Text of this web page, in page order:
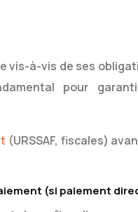
vis-à-vis de ses
pour
(URSSAF, fiscales)
(si paiement